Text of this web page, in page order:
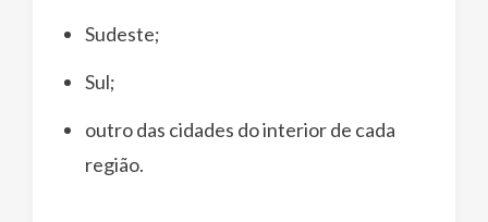
Sudeste;
Sul;
outro das cidades do interior de cada
região.